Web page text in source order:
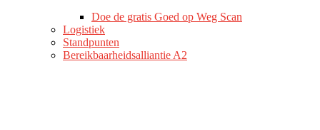
Doe de gratis Goed op Weg Scan
Logistiek
Standpunten
Bereikbaarheidsalliantie A2